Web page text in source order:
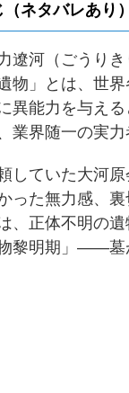
（ネタバレあり
遼河（ごうり
物」とは、世
異能力を与え
業界随一の実力
していた大河
った無力感、
、正体不明の
黎明期」——墓